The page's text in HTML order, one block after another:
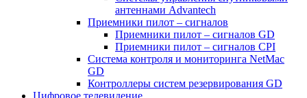
антеннами Advantech
Приемники пилот – сигналов
Приемники пилот – сигналов GD
Приемники пилот – сигналов CPI
Система контроля и мониторинга NetMac
GD
Контроллеры систем резервирования GD
Цифровое телевидение